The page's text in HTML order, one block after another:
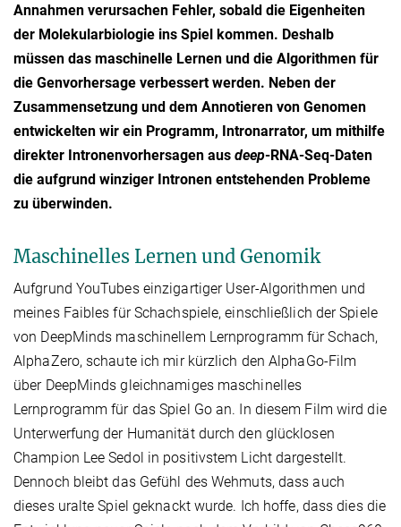
Annahmen verursachen Fehler, sobald die Eigenheiten
der Molekularbiologie ins Spiel kommen. Deshalb
müssen das maschinelle Lernen und die Algorithmen für
die Genvorhersage verbessert werden. Neben der
Zusammensetzung und dem Annotieren von Genomen
entwickelten wir ein Programm, Intronarrator, um mithilfe
direkter Intronenvorhersagen aus deep-RNA-Seq-Daten
die aufgrund winziger Intronen entstehenden Probleme
zu überwinden.
Maschinelles Lernen und Genomik
Aufgrund YouTubes einzigartiger User-Algorithmen und
meines Faibles für Schachspiele, einschließlich der Spiele
von DeepMinds maschinellem Lernprogramm für Schach,
AlphaZero, schaute ich mir kürzlich den AlphaGo-Film
über DeepMinds gleichnamiges maschinelles
Lernprogramm für das Spiel Go an. In diesem Film wird die
Unterwerfung der Humanität durch den glücklosen
Champion Lee Sedol in positivstem Licht dargestellt.
Dennoch bleibt das Gefühl des Wehmuts, dass auch
dieses uralte Spiel geknackt wurde. Ich hoffe, dass dies die